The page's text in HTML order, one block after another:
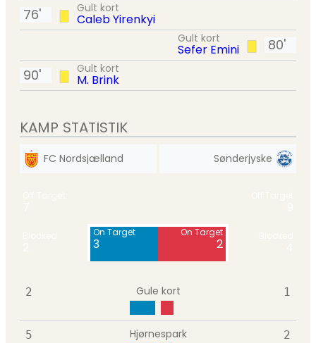
Gult kort
Caleb Yirenkyi
76'
80'
Gult kort
Sefer Emini
Gult kort
M. Brink
90'
KAMP STATISTIK
FC Nordsjælland Sønderjyske
On Target
3
On Target
2
2 Gule kort 1
5 Hjørnespark 2